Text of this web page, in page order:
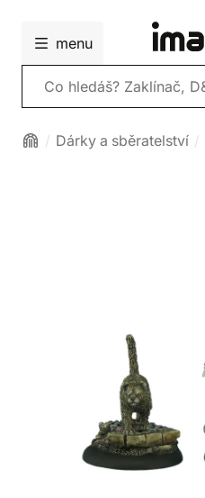
menu
Vyhledávání
Dárky a sběratelství